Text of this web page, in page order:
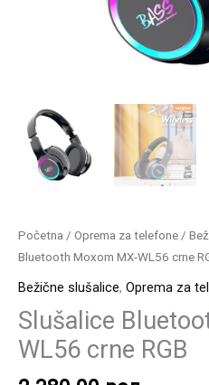
Početna / Oprema za telefone /
Bluetooth Moxom MX-WL56 crne
Bežične slušalice, Oprema za
Slušalice
WL56 crne RGB